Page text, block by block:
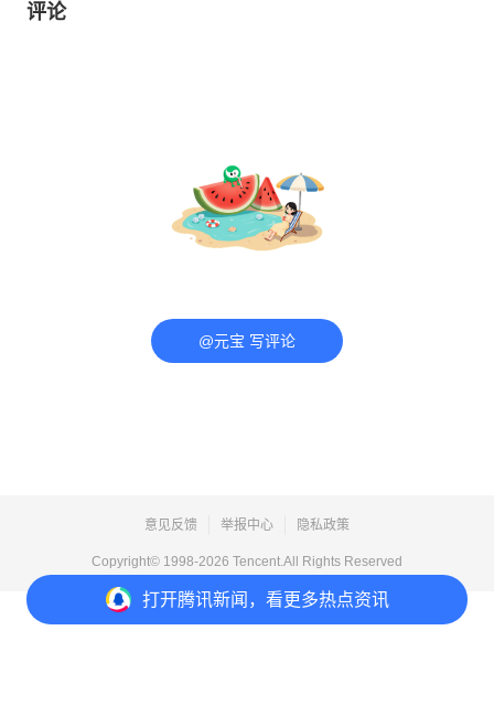
打开腾讯新闻，看更多热点资讯
评论
@元宝 写评论
意见反馈 举报中心 隐私政策
Copyright© 1998-2026 Tencent.All Rights Reserved